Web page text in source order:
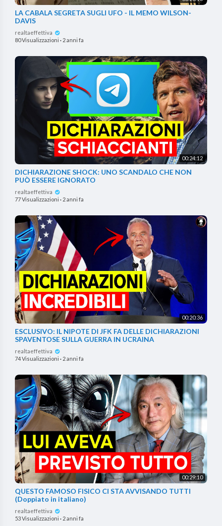
LA CABALA SEGRETA SUGLI UFO - IL MEMO WILSON-
DAVIS
realtaeffettiva
80 Visualizzazioni · 2 anni fa
00:24:12
DICHIARAZIONE SHOCK: UNO SCANDALO CHE NON
PUÒ ESSERE IGNORATO
realtaeffettiva
77 Visualizzazioni · 2 anni fa
00:20:36
ESCLUSIVO: IL NIPOTE DI JFK FA DELLE DICHIARAZIONI
SPAVENTOSE SULLA GUERRA IN UCRAINA
realtaeffettiva
74 Visualizzazioni · 2 anni fa
00:29:10
QUESTO FAMOSO FISICO CI STA AVVISANDO TUTTI
(Doppiato in italiano)
realtaeffettiva
53 Visualizzazioni · 2 anni fa